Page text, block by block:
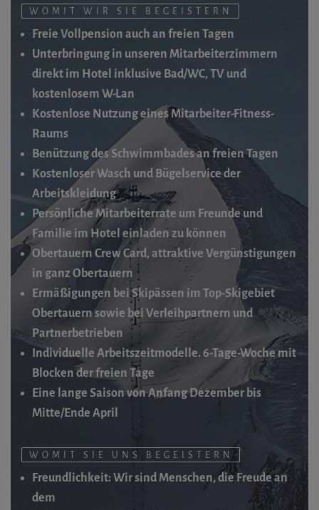
WOMIT WIR SIE BEGEISTERN
Freie Vollpension auch an freien Tagen
Unterbringung in unseren Mitarbeiterzimmern
direkt im Hotel inklusive Bad/WC, TV und
kostenlosem W-Lan
Kostenlose Nutzung eines Mitarbeiter-Fitness-
Raums
Benützung des Schwimmbades an freien Tagen
Kostenloser Wasch und Bügelservice der
Arbeitskleidung
Persönliche Mitarbeiterrate um Freunde und
Familie im Hotel einladen zu können
Obertauern Crew Card, attraktive Vergünstigungen
in ganz Obertauern
Ermäßigungen bei Skipässen im Top-Skigebiet
Obertauern sowie bei Verleihpartnern und
Partnerbetrieben
Individuelle Arbeitszeitmodelle. 6-Tage-Woche mit
Blocken der freien Tage
Eine lange Saison von Anfang Dezember bis
Mitte/Ende April
WOMIT SIE UNS BEGEISTERN
Freundlichkeit: Wir sind Menschen, die Freude an
dem